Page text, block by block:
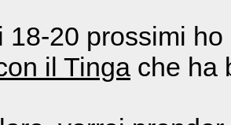
18-20 prossimi
il Tinga che ha